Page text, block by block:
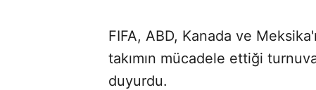
FIFA, ABD, Kanada ve
takımın mücadele ettiği
duyurdu.